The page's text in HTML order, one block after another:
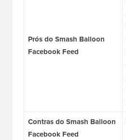
Prós do Smash Balloon
Facebook Feed
Contras do Smash Balloon
Facebook Feed